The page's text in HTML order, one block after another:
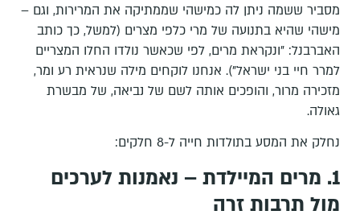
מסביר ששמה ניתן לה כמישהי שממתיקה את המרירות, וגם –
מישהי שהיא בתנועה של מרי כלפי מצרים (למשל, כך כותב
האברבנל: "ונקראת מרים, לפי שכאשר נולדו החלו המצריים
למרר חיי בני ישראל"). אנחנו לוקחים מילה שנראית רע ומר,
מזכירה מרור, והופכים אותה לשם של נביאה, של מבשרת
גאולה.
נחלק את המסע בתולדות חייה ל-8 חלקים:
1. מרים המיילדת – נאמנות לערכים
מול תרבות זרה